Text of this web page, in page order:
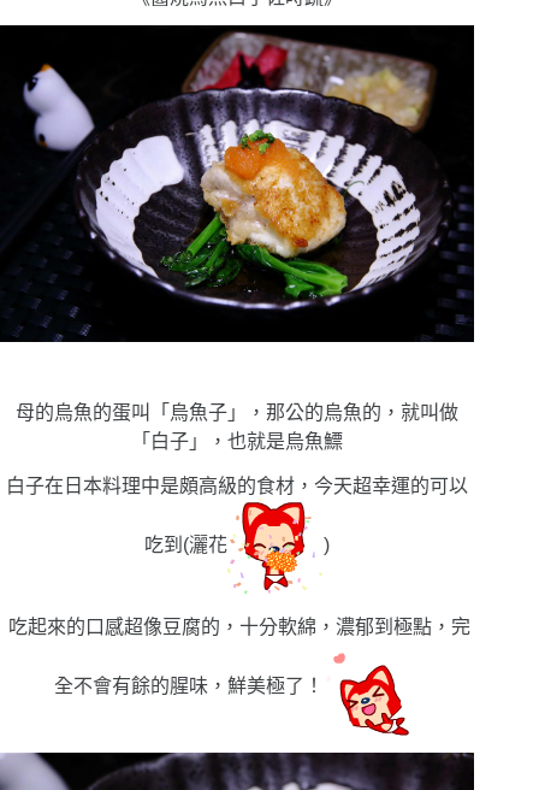
母的烏魚的蛋叫「烏魚子」，那公的烏魚的，就叫做
「白子」，也就是烏魚鰾
白子在日本料理中是頗高級的食材，今天超幸運的可以
吃到(灑花 )
吃起來的口感超像豆腐的，十分軟綿，濃郁到極點，完
全不會有餘的腥味，鮮美極了！